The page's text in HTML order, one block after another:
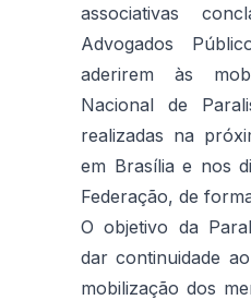
associativas
Advogados
aderirem às
Nacional de
realizadas na
em Brasília e nos
Federação, de
O objetivo da
dar continuidade
mobilização dos